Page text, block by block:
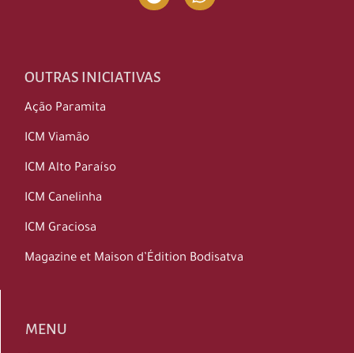
OUTRAS INICIATIVAS
Ação Paramita
ICM Viamão
ICM Alto Paraíso
ICM Canelinha
ICM Graciosa
Magazine et Maison d’Édition Bodisatva
MENU